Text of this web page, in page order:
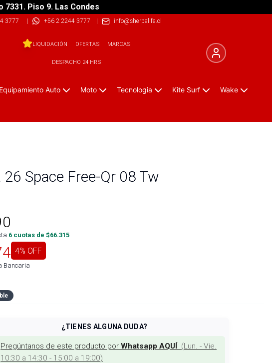
7331. Piso 9. Las Condes
3777 | +56 2 2244 3777 | info@sherpalife.cl
LIQUIDACIÓN OFERTAS MARCAS
DESPACHO 24 HRS
Equipamiento Auto Moto Tecnologia Kite Surf Wake
26 Space Free-Qr 08 Tw
6 cuotas de $66.315
4% OFF
Bancaria
¿TIENES ALGUNA DUDA?
Pregúntanos de este producto por Whatsapp AQUÍ (Lun. - Vie.
10:30 a 14:30 - 15:00 a 19:00)